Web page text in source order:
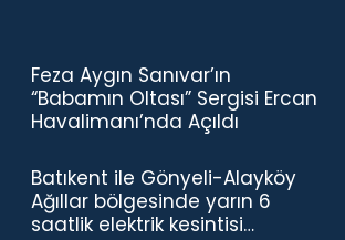
Feza Aygın Sanıvar’ın
“Babamın Oltası” Sergisi Ercan
Havalimanı’nda Açıldı
Batıkent ile Gönyeli-Alayköy
Ağıllar bölgesinde yarın 6
saatlik elektrik kesintisi…